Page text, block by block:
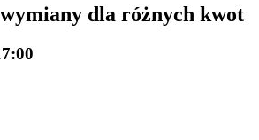
USDC jako zabezpieczenie
dla różnych kwot